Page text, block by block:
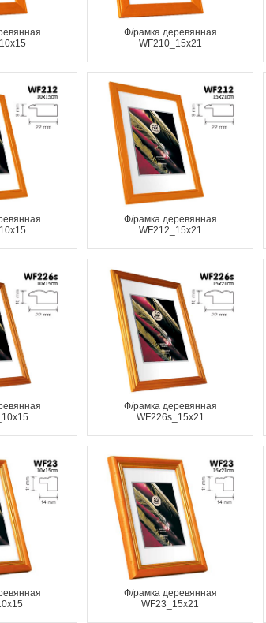
Ф/рамка деревянная
WF210_15x21
Ф/рамка деревянная
WF212_15x21
Ф/рамка деревянная
WF226s_15x21
Ф/рамка деревянная
WF23_15x21